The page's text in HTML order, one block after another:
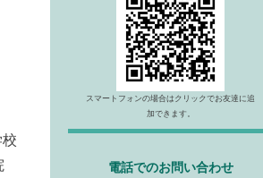
スマートフォンの場合はクリックでお友達に追
加できます。
電話でのお問い合わせ